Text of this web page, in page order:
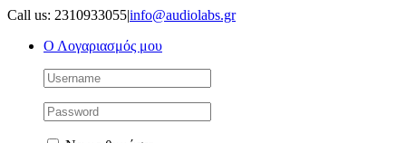
Μετάβαση
περιεχόμενο
Call us: 2310933055|info@audiolabs.gr
Ο Λογαριασμός μου